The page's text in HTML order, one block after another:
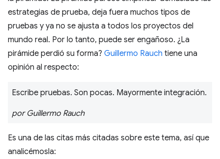
estrategias de prueba, deja fuera muchos tipos de
pruebas y ya no se ajusta a todos los proyectos del
mundo real. Por lo tanto, puede ser engañoso. ¿La
pirámide perdió su forma? Guillermo Rauch tiene una
opinión al respecto:
Escribe pruebas. Son pocas. Mayormente integración.
por Guillermo Rauch
Es una de las citas más citadas sobre este tema, así que
analicémosla: